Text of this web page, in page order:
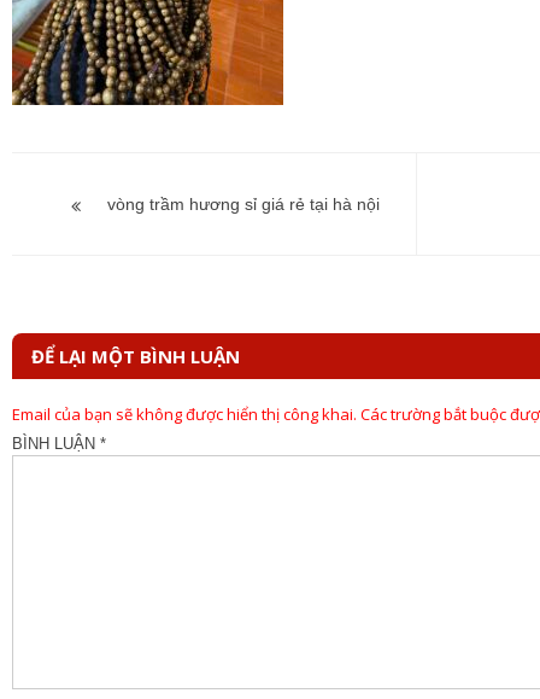
hướngvòng trầm hương sỉ giá rẻ tại hà nội
ĐỂ LẠI MỘT BÌNH LUẬN
Email của bạn sẽ không được hiển thị công khai. Các trường bắt buộc
BÌNH LUẬN *